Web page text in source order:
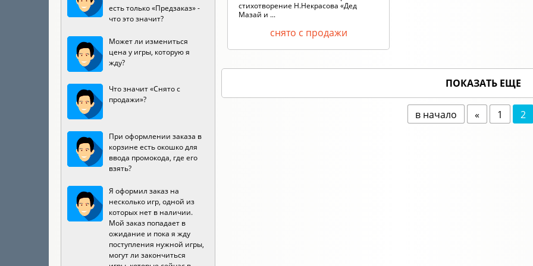
стихотворение Н.Некрасова «Дед
Мазай и ...
снято с продажи
ПОКАЗАТЬ ЕЩЕ
в начало « 1 2
есть только «Предзаказ» -
что это значит?
Может ли измениться
цена у игры, которую я
жду?
Что значит «Снято с
продажи»?
При оформлении заказа в
корзине есть окошко для
ввода промокода, где его
взять?
Я оформил заказ на
несколько игр, одной из
которых нет в наличии.
Мой заказ попадает в
ожидание и пока я жду
поступления нужной игры,
могут ли закончиться